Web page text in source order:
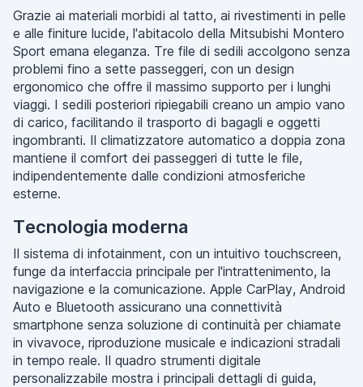
Grazie ai materiali morbidi al tatto, ai rivestimenti in pelle
e alle finiture lucide, l'abitacolo della Mitsubishi Montero
Sport emana eleganza. Tre file di sedili accolgono senza
problemi fino a sette passeggeri, con un design
ergonomico che offre il massimo supporto per i lunghi
viaggi. I sedili posteriori ripiegabili creano un ampio vano
di carico, facilitando il trasporto di bagagli e oggetti
ingombranti. Il climatizzatore automatico a doppia zona
mantiene il comfort dei passeggeri di tutte le file,
indipendentemente dalle condizioni atmosferiche
esterne.
Tecnologia moderna
Il sistema di infotainment, con un intuitivo touchscreen,
funge da interfaccia principale per l'intrattenimento, la
navigazione e la comunicazione. Apple CarPlay, Android
Auto e Bluetooth assicurano una connettività
smartphone senza soluzione di continuità per chiamate
in vivavoce, riproduzione musicale e indicazioni stradali
in tempo reale. Il quadro strumenti digitale
personalizzabile mostra i principali dettagli di guida,